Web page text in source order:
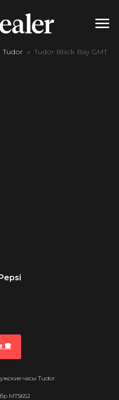
Tudor
Tudor Black Bay GMT
🕿
часы Tudor.
MT5652